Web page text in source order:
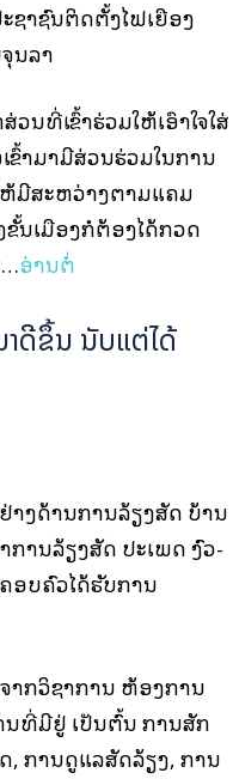
ຊາຊົນຕິດຕັ້ງໄຟເຍືອງ
ນລາ
ນທີ່ເຂົ້າຮ່ວມໃຫ້ເອົາໃຈໃສ່
ຂົ້າມາມີສ່ວນຮ່ວມໃນການ
ຫ້ມີສະຫວ່າງຕາມແຄມ
ນເມືອງກໍຕ້ອງໄດ້ກວດ
ອ່ານຕໍ່
ດີຂຶ້ນ ນັບແຕ່ໄດ້
ງດ້ານການລ້ຽງສັດ ບ້ານ
ານລ້ຽງສັດ ປະເພດ ງົວ-
ອບຄົວໄດ້ຮັບການ
າກວິຊາການ ຫ້ອງການ
ນທີ່ມີຢູ່ ເປັນຕົ້ນ ການສັກ
ການດູແລສັດລ້ຽງ, ການ